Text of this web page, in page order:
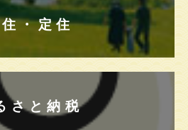
・定住
さと納税